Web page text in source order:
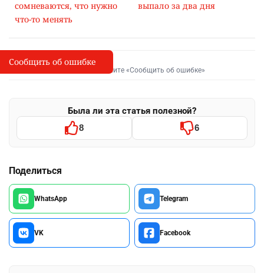
сомневаются, что нужно
что-то менять
выпало за два дня
I
Сообщить об опечатке
Выделите фрагмент и нажмите «Сообщить об ошибке»
Была ли эта статья полезной?
8 6
Поделиться
WhatsApp Telegram
VK Facebook
Сообщить об ошибке